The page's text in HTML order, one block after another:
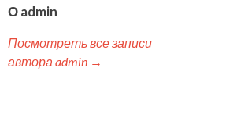
О admin
Посмотреть все записи
автора admin →